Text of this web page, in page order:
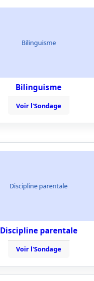
Bilinguisme
Bilinguisme
Voir l'Sondage
Discipline parentale
Discipline parentale
Voir l'Sondage